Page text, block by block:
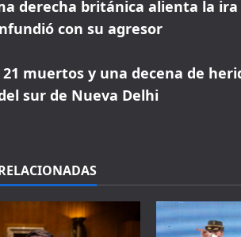
derecha británica alienta la
con su agresor
muertos y una decena de
sur de Nueva Delhi